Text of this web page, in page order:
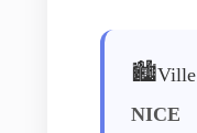
🏙️Ville
NICE